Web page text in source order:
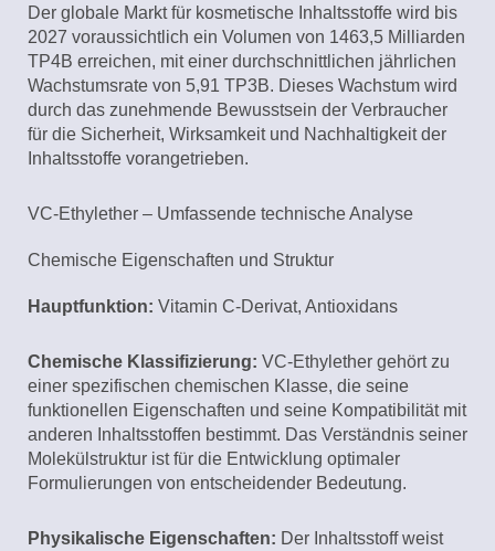
Der globale Markt für kosmetische Inhaltsstoffe wird bis
2027 voraussichtlich ein Volumen von 1463,5 Milliarden
TP4B erreichen, mit einer durchschnittlichen jährlichen
Wachstumsrate von 5,91 TP3B. Dieses Wachstum wird
durch das zunehmende Bewusstsein der Verbraucher
für die Sicherheit, Wirksamkeit und Nachhaltigkeit der
Inhaltsstoffe vorangetrieben.
VC-Ethylether – Umfassende technische Analyse
Chemische Eigenschaften und Struktur
Hauptfunktion: Vitamin C-Derivat, Antioxidans
Chemische Klassifizierung: VC-Ethylether gehört zu
einer spezifischen chemischen Klasse, die seine
funktionellen Eigenschaften und seine Kompatibilität mit
anderen Inhaltsstoffen bestimmt. Das Verständnis seiner
Molekülstruktur ist für die Entwicklung optimaler
Formulierungen von entscheidender Bedeutung.
Physikalische Eigenschaften: Der Inhaltsstoff weist